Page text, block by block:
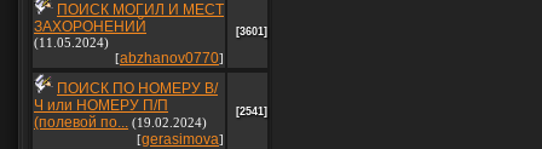
ПОИСК МОГИЛ И МЕСТ
ЗАХОРОНЕНИЙ
(11.05.2024)
[abzhanov0770]
[3601]
ПОИСК ПО НОМЕРУ В/
Ч или НОМЕРУ П/П
(полевой по... (19.02.2024)
[gerasimova]
[2541]